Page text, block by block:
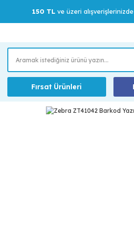
150 TLve üzeri alışverişlerinizde
Fırsat Ürünleri